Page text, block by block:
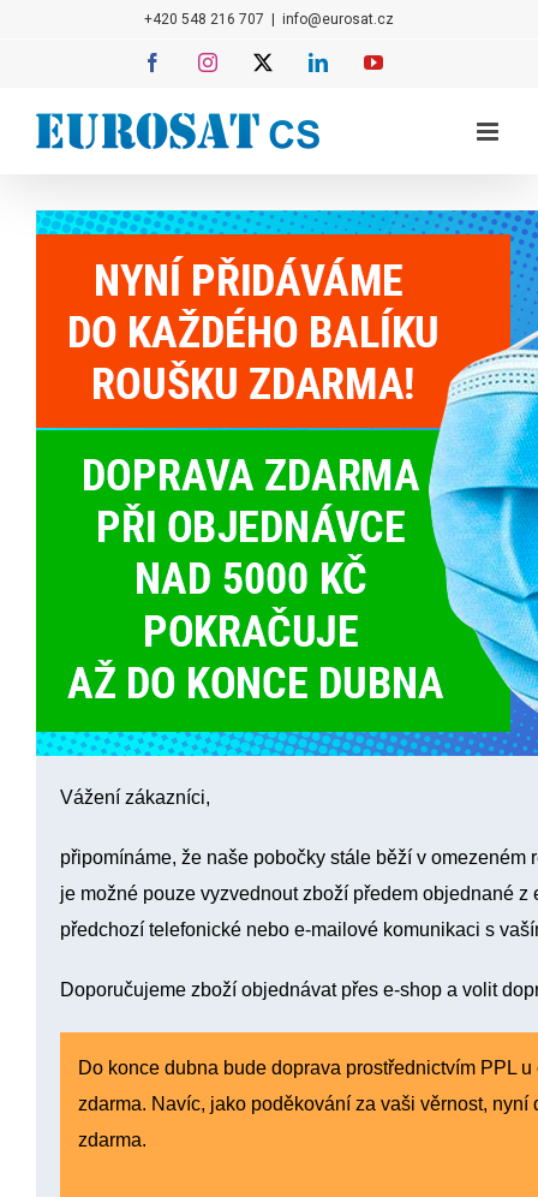
+420 548 216 707 info@eurosat.cz
FacebookInstagram LinkedInYouTube
Vážení zákazníci,
připomínáme, že naše pobočky stále běží v omezeném
je možné pouze vyzvednout zboží předem objednané z
předchozí telefonické nebo e-mailové komunikaci s
Doporučujeme zboží objednávat přes e-shop a volit
Do konce dubna bude doprava prostřednictvím PPL
zdarma. Navíc, jako poděkování za vaši věrnost,
zdarma.